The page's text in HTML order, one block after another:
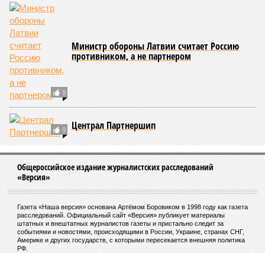
8
Министр обороны Латвии считает Россию
противником, а не партнером
9 Централ Партнершип
Общероссийское издание журналистских расследований
«Версия»
Газета «Наша версия» основана Артёмом Боровиком в 1998 году как газета
расследований. Официальный сайт «Версия» публикует материалы
штатных и внештатных журналистов газеты и пристально следит за
событиями и новостями, происходящими в России, Украине, странах СНГ,
Америке и других государств, с которыми пересекается внешняя политика
РФ.